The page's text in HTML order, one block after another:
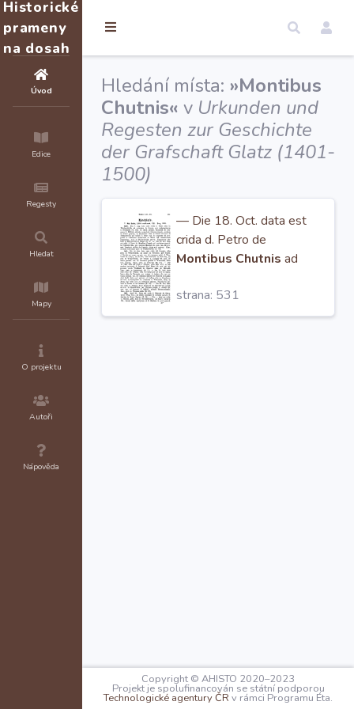
Historické
prameny
na dosah
Úvod
Edice
Regesty
Hledat
Mapy
O projektu
Autoři
Nápověda
Hledání místa: »Montibus
Chutnis« v Urkunden und
Regesten zur Geschichte
der Grafschaft Glatz (1401-
1500)
— Die 18. Oct. data est
crida d. Petro de
Montibus Chutnis ad
Fridericivilla, per mortem
Martini vlt. rect.
strana: 531
Copyright © AHISTO 2020–2023
Projekt je spolufinancován se státní podporou
Technologické agentury ČR v rámci Programu Éta.